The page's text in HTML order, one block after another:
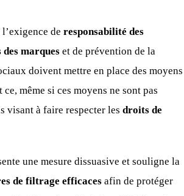
de responsabilité des
marques et de prévention de la
doivent mettre en place des moyens
même si ces moyens ne sont pas
visant à faire respecter les droits de
une mesure dissuasive et souligne la
de filtrage efficaces afin de protéger